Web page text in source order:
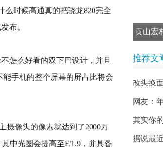
么时候高通真的把骁龙820完全
布。
怎么好看的双下巴设计，并且
手机的整个屏幕的屏占比将会
摄像头的像素就达到了2000万
中光圈会提高至F/1.9，并具备
黄山宏
推荐文
改头换
网友：
其实你
据说最